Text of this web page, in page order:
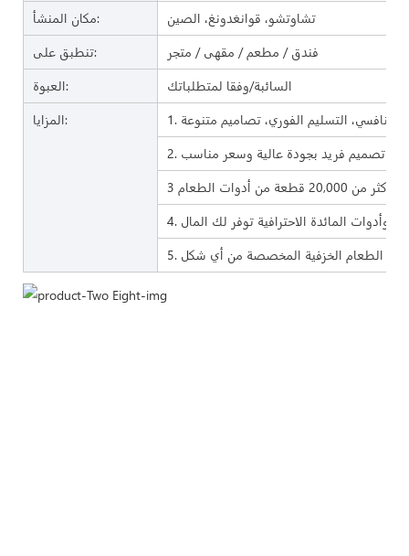
مكان المنشأ:
تشاوتشو، قوانغدونغ، الصين
تنطبق على:
فندق / مطعم / مقهى / متجر
العبوة:
السائبة/وفقا لمتطلباتك
المزايا:
2. تصميم فريد بجودة عالية وسعر مناسب
قطعة من أدوات الطعام
وأدوات المائدة الاحترافية توفر لك المال
الطعام الخزفية المخصصة من أي شكل